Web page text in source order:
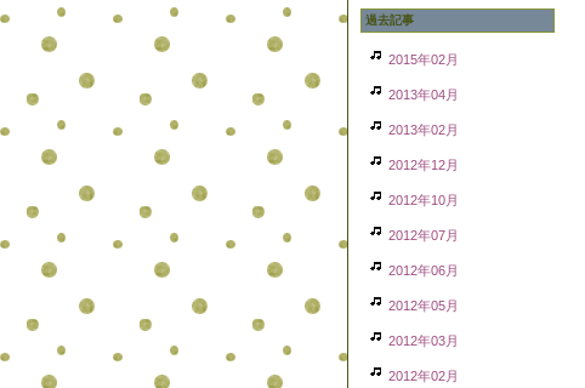
過去記事
2015年02月
2013年04月
2013年02月
2012年12月
2012年10月
2012年07月
2012年06月
2012年05月
2012年03月
2012年02月